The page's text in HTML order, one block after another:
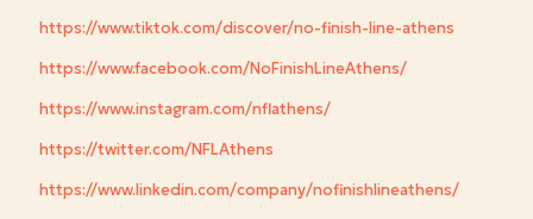
https://www.tiktok.com/discover/no-finish-line-athens
https://www.facebook.com/NoFinishLineAthens/
https://www.instagram.com/nflathens/
https://twitter.com/NFLAthens
https://www.linkedin.com/company/nofinishlineathens/